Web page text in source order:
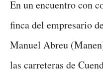
En un encuentro con
finca del empresario
Manuel Abreu
las carreteras de